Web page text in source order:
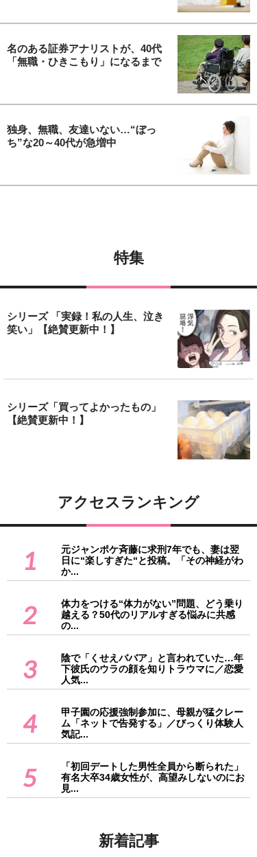
名のある証券アナリストが、40代
「無職・ひきこもり」になるまで
独身、無職、友達いない…“ぼっ
ち”な20～40代が急増中
特集
シリーズ 「実録！私の人生、泣き
笑い」【絶賛更新中！】
シリーズ「買ってよかったもの」
【絶賛更新中！】
アクセスランキング
1
元ジャンポケ斉藤に求刑7年でも、妻は翌
日に“楽しすぎた“と投稿。「その神経がわ
か...
2
体力をつける“体力がない”問題、どう乗り
越える？50代のリアルすぎる悩みに共感
の...
3
陰で「くせえババア」と言われていた…年
下彼氏のウラの顔を知りトラウマに／恋愛
人気...
4
甲子園の応援強制参加に、母親が猛クレー
ム「ネットで告発する」／びっくり体験人
気記...
5
「初回デートした男性全員から断られた」
有名大卒34歳女性が、高望みしないのにお
見...
新着記事